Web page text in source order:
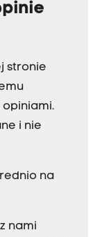
stronie
opiniami.
i nie
na
nami